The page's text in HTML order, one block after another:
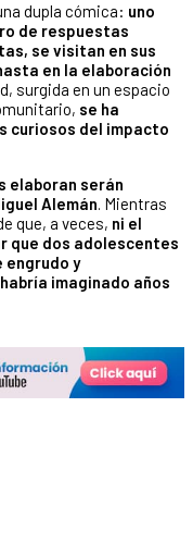
dupla cómica: uno
de respuestas
se visitan en sus
en la elaboración
surgida en un espacio
se ha
curiosos del impacto
elaboran serán
Alemán. Mientras
que, a veces, ni el
que dos adolescentes
engrudo y
imaginado años